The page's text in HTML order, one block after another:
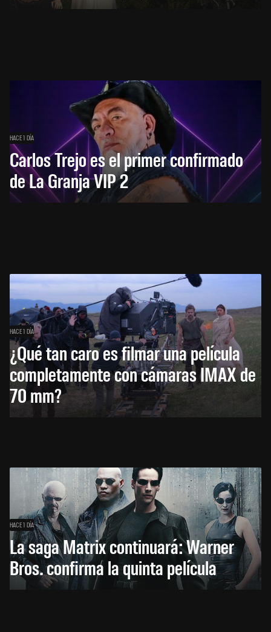
HACE 1 DÍA
Carlos Trejo es el primer confirmado
de La Granja VIP 2
HACE 1 DÍA
¿Qué tan caro es filmar una película
completamente con cámaras IMAX de
70 mm?
HACE 1 DÍA
La saga Matrix continuará: Warner
Bros. confirma la quinta película